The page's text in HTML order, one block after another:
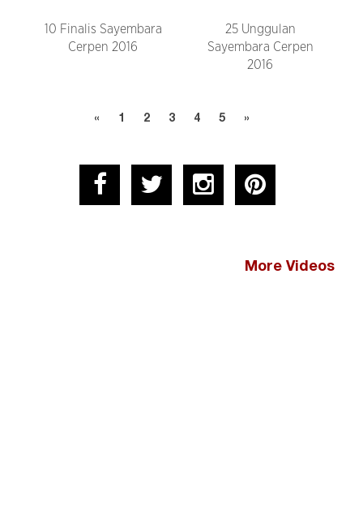
10 Finalis Sayembara
Cerpen 2016
25 Unggulan
Sayembara Cerpen
2016
« 1 2 3 4 5 »
More Videos